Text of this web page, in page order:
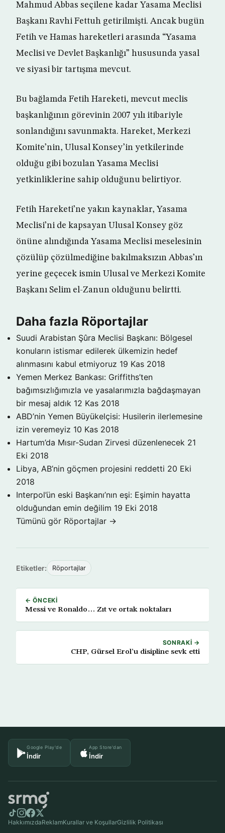
Mahmud Abbas seçilene kadar Yasama Meclisi
Başkanı Ravhi Fettuh getirilmişti. Ancak bugün
Fetih ve Hamas hareketleri arasında “Yasama
Meclisi ve Devlet Başkanlığı” hususunda yasal
ve siyasi bir tartışma mevcut.
Bu bağlamda Fetih Hareketi, mevcut meclis
başkanlığının görevinin 2007 yılı itibariyle
sonlandığını savunmakta. Hareket, Merkezi
Komite’nin, Ulusal Konsey’in yetkilerinde
olduğu gibi bozulan Yasama Meclisi
yetkinliklerine sahip olduğunu belirtiyor.
Fetih Hareketi’ne yakın kaynaklar, Yasama
Meclisi’ni de kapsayan Ulusal Konsey göz
önüne alındığında Yasama Meclisi meselesinin
çözülüp çözülmediğine bakılmaksızın Abbas’ın
yerine geçecek ismin Ulusal ve Merkezi Komite
Başkanı Selim el-Zanun olduğunu belirtti.
Daha fazla Röportajlar
Suudi Arabistan Şûra Meclisi Başkanı: Bölgesel
konuların istismar edilerek ülkemizin hedef
alınmasını kabul etmiyoruz 19 Kas 2018
Yemen Merkez Bankası: Griffiths’ten
bağımsızlığımızla ve yasalarımızla bağdaşmayan
bir mesaj aldık 12 Kas 2018
ABD’nin Yemen Büyükelçisi: Husilerin ilerlemesine
izin veremeyiz 10 Kas 2018
Hartum’da Mısır-Sudan Zirvesi düzenlenecek 21
Eki 2018
Libya, AB’nin göçmen projesini reddetti 20 Eki
2018
Interpol’ün eski Başkanı’nın eşi: Eşimin hayatta
olduğundan emin değilim 19 Eki 2018
Tümünü gör Röportajlar →
Etiketler: Röportajlar
← ÖNCEKI
Messi ve Ronaldo… Zıt ve ortak noktaları
SONRAKI →
CHP, Gürsel Erol’u disipline sevk etti
Google Play'de
İndir
App Store'dan
İndir
HakkımızdaReklamKurallar ve KoşullarGizlilik Politikası